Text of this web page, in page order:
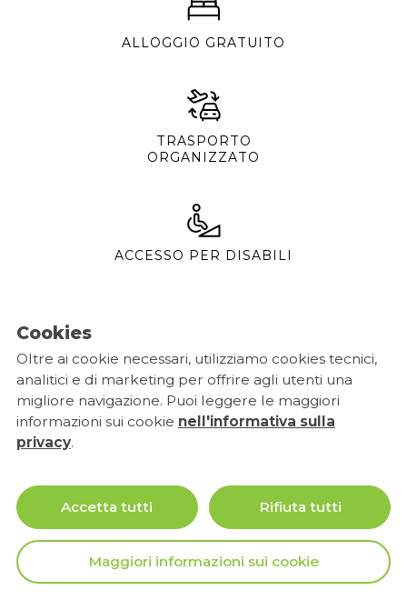
ALLOGGIO GRATUITO
TRASPORTO
ORGANIZZATO
ACCESSO PER DISABILI
Seguiteci
Cookies
Oltre ai cookie necessari, utilizziamo cookies tecnici,
analitici e di marketing per offrire agli utenti una
migliore navigazione. Puoi leggere le maggiori
informazioni sui cookie nell'informativa sulla
privacy.
Rifiuta tutti
Maggiori informazioni sui cookie
Accetta tutti